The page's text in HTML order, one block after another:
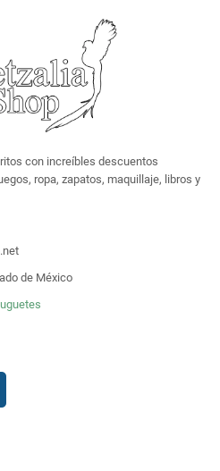
con increíbles descuentos
ropa, zapatos, maquillaje, libros y
de México